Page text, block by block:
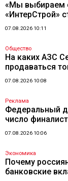
«Мы выбираем
«ИнтерСтрой»
07.08.2026 10:11
Общество
На каких АЗС
продаваться
07.08.2026 10:08
Реклама
Федеральный
число
07.08.2026 10:06
Экономика
Почему
банковские